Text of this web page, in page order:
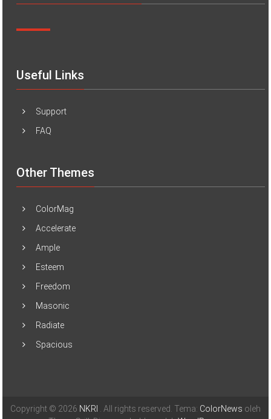
Useful Links
Support
FAQ
Other Themes
ColorMag
Accelerate
Ample
Esteem
Freedom
Masonic
Radiate
Spacious
Copyright © 2026 NKRI . All rights reserved. Tema: ColorNews oleh